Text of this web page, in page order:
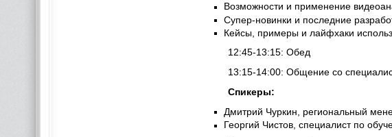
Возможности и применение
Супер-новинки и последние
Кейсы, примеры и лайфхаки
12:45-13:15: Обед
13:15-14:00: Общение со
Спикеры:
Дмитрий Чуркин, региональный
Георгий Чистов, специалист по